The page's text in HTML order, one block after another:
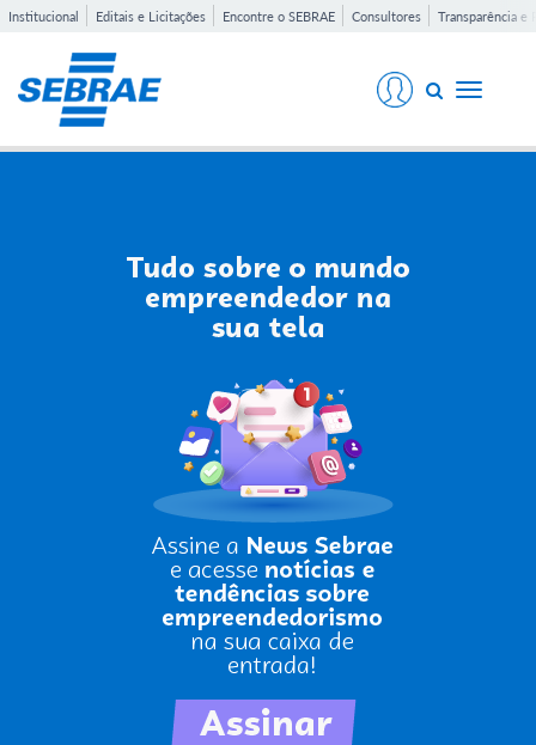
Institucional Editais e Licitações Encontre o SEBRAE Consultores Transparência e
Toggle